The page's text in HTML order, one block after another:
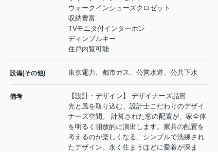
ウォークインシューズクロゼット
収納豊富
TVモニタ付インターホン
ディンプルキー
住戸内覧可能
設備(その他) 東京電力、都市ガス、公営水道、公共下水
備考
【設計・デザイン】 デザイナーズ品質
光と風を取り込む、設計士こだわりのデザイ
ナーズ空間。 計算された窓の配置が、家全体
を明るく開放的に演出します。家具の配置を
考えるのが楽しくなる、シンプルで洗練され
たデザイン。永く住まうほどに愛着が深ま